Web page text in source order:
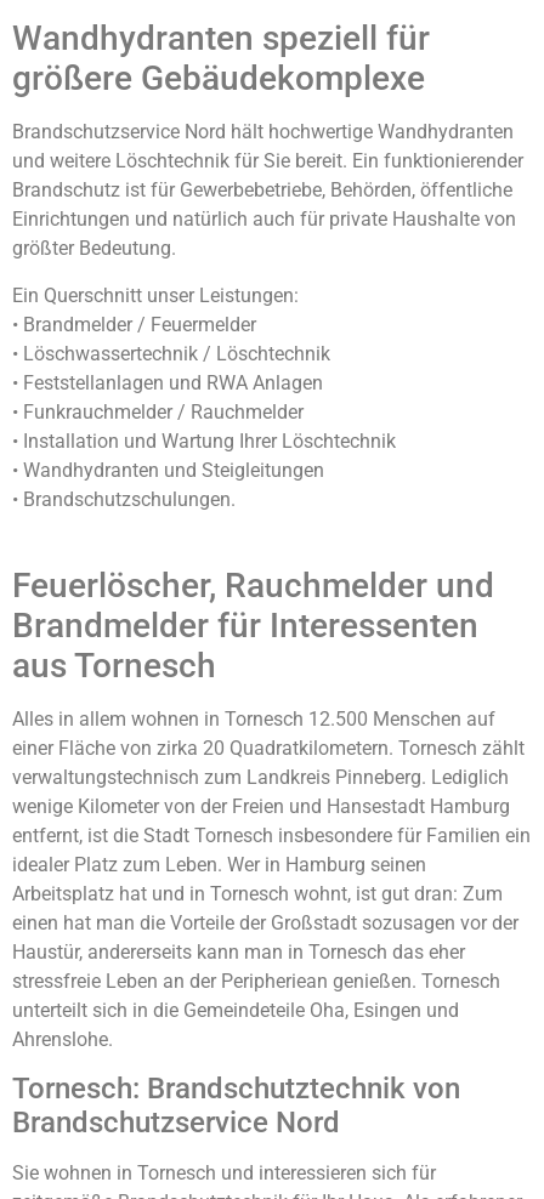
Wandhydranten speziell für
größere Gebäudekomplexe
Brandschutzservice Nord hält hochwertige Wandhydranten
und weitere Löschtechnik für Sie bereit. Ein funktionierender
Brandschutz ist für Gewerbebetriebe, Behörden, öffentliche
Einrichtungen und natürlich auch für private Haushalte von
größter Bedeutung.
Ein Querschnitt unser Leistungen:
• Brandmelder / Feuermelder
• Löschwassertechnik / Löschtechnik
• Feststellanlagen und RWA Anlagen
• Funkrauchmelder / Rauchmelder
• Installation und Wartung Ihrer Löschtechnik
• Wandhydranten und Steigleitungen
• Brandschutzschulungen.
Feuerlöscher, Rauchmelder und
Brandmelder für Interessenten
aus Tornesch
Alles in allem wohnen in Tornesch 12.500 Menschen auf
einer Fläche von zirka 20 Quadratkilometern. Tornesch zählt
verwaltungstechnisch zum Landkreis Pinneberg. Lediglich
wenige Kilometer von der Freien und Hansestadt Hamburg
entfernt, ist die Stadt Tornesch insbesondere für Familien ein
idealer Platz zum Leben. Wer in Hamburg seinen
Arbeitsplatz hat und in Tornesch wohnt, ist gut dran: Zum
einen hat man die Vorteile der Großstadt sozusagen vor der
Haustür, andererseits kann man in Tornesch das eher
stressfreie Leben an der Peripheriean genießen. Tornesch
unterteilt sich in die Gemeindeteile Oha, Esingen und
Ahrenslohe.
Tornesch: Brandschutztechnik von
Brandschutzservice Nord
Sie wohnen in Tornesch und interessieren sich für